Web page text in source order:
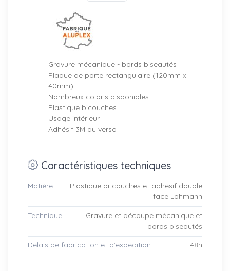
Gravure mécanique - bords biseautés
Plaque de porte rectangulaire (120mm x
40mm)
Nombreux coloris disponibles
Plastique bicouches
Usage intérieur
Adhésif 3M au verso
Caractéristiques techniques
Matière
Plastique bi-couches et adhésif double
face Lohmann
Technique
Gravure et découpe mécanique et
bords biseautés
Délais de fabrication et d’expédition 48h